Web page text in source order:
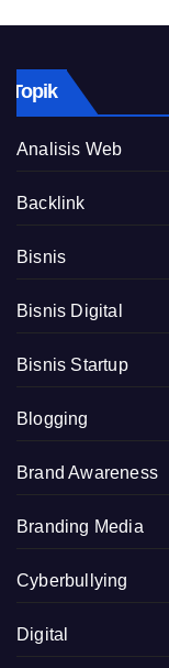
Topik
Analisis Web
Backlink
Bisnis
Bisnis Digital
Bisnis Startup
Blogging
Brand Awareness
Branding Media
Cyberbullying
Digital